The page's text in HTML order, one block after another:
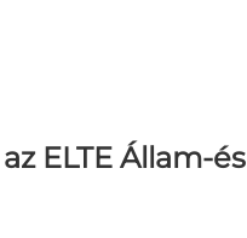
ELTE Állam-és